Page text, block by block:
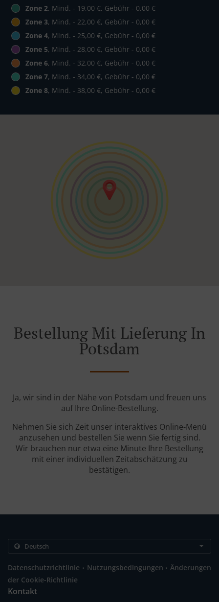
Zone 2, Mind. - 19,00 €, Gebühr - 0,00 €
Zone 3, Mind. - 22,00 €, Gebühr - 0,00 €
Zone 4, Mind. - 25,00 €, Gebühr - 0,00 €
Zone 5, Mind. - 28,00 €, Gebühr - 0,00 €
Zone 6, Mind. - 32,00 €, Gebühr - 0,00 €
Zone 7, Mind. - 34,00 €, Gebühr - 0,00 €
Zone 8, Mind. - 38,00 €, Gebühr - 0,00 €
Bestellung Mit Lieferung In
Potsdam
Ja, wir sind in der Nähe von Potsdam und freuen uns
auf Ihre Online-Bestellung.
Nehmen Sie sich Zeit unser interaktives Online-Menü
anzusehen und bestellen Sie wenn Sie fertig sind.
Wir brauchen nur etwa eine Minute Ihre Bestellung
mit einer individuellen Zeitabschätzung zu
bestätigen.
Datenschutzrichtlinie . Nutzungsbedingungen . Änderungen
der Cookie-Richtlinie
Kontakt